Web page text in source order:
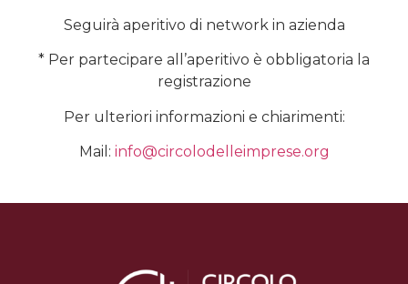
Seguirà aperitivo di network in azienda
* Per partecipare all’aperitivo è obbligatoria la
registrazione
Per ulteriori informazioni e chiarimenti:
Mail: info@circolodelleimprese.org